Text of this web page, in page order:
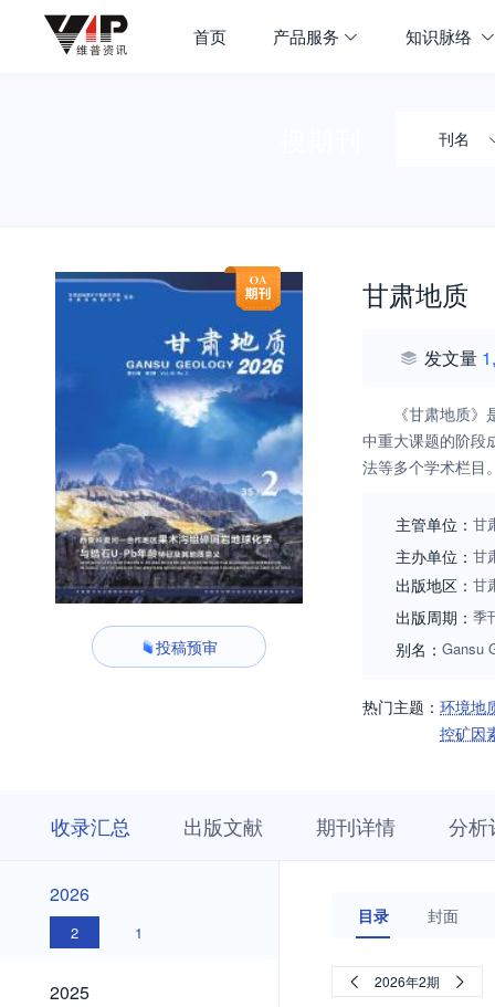
首页 产品服务 知识脉络
刊名
投稿预审
甘肃地质
发文量
《甘肃地质
中重大课题的阶段
法等多个学术栏目
主管单位： 甘
主办单位： 甘
出版地区： 甘
出版周期： 季
别名： Gansu
热门主题： 环境地
控矿因
收录汇总 出版文献 期刊详情 分析
2026
2026
2 1
2025
2025
目录 封面
2026年2期